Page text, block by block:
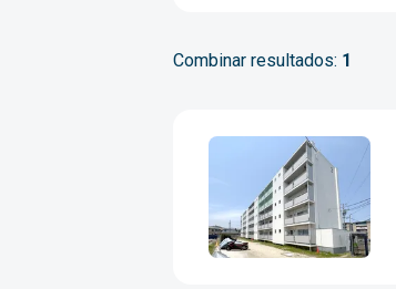
Combinar resultados: 1